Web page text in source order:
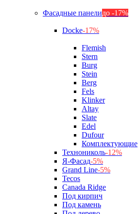
Фасадные панелидо -17%
Docke-17%
Flemish
Stern
Burg
Stein
Berg
Fels
Klinker
Altay
Slate
Edel
Dufour
Комплектующие
Технониколь-12%
Я-Фасад-5%
Grand Line-5%
Tecos
Canada Ridge
Под кирпич
Под камень